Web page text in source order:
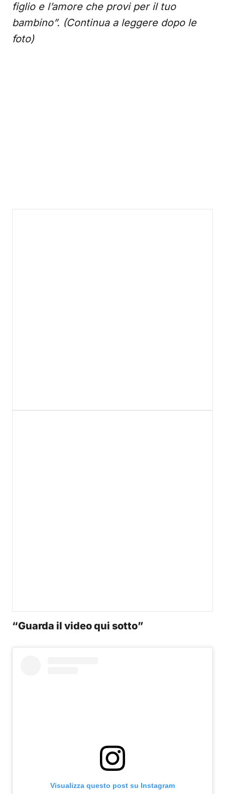
figlio e l’amore che provi per il tuo
bambino”. (Continua a leggere dopo le
foto)
“Guarda il video qui sotto”
Visualizza questo post su Instagram